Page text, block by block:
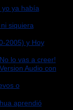
yo ya había
siquiera
2005) y Hoy
lo vas a creer!
Audio con
o
aprendió